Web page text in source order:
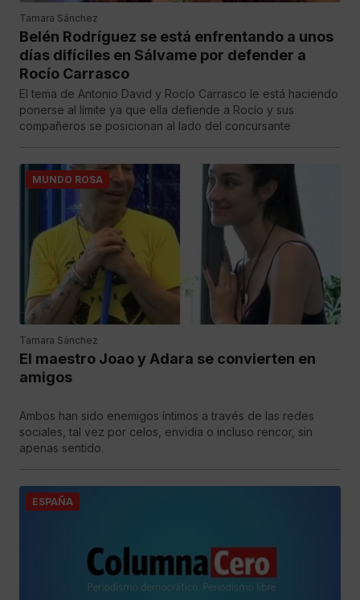
Tamara Sánchez
Belén Rodríguez se está enfrentando a unos
días difíciles en Sálvame por defender a
Rocío Carrasco
El tema de Antonio David y Rocío Carrasco le está haciendo
ponerse al límite ya que ella defiende a Rocío y sus
compañeros se posicionan al lado del concursante
MUNDO ROSA
Tamara Sánchez
El maestro Joao y Adara se convierten en
amigos
Ambos han sido enemigos íntimos a través de las redes
sociales, tal vez por celos, envidia o incluso rencor, sin
apenas sentido.
ESPAÑA